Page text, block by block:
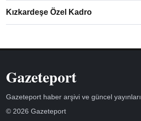
Kızkardeşe Özel Kadro
Gazeteport
Gazeteport haber arşivi ve güncel yayınları.
© 2026 Gazeteport